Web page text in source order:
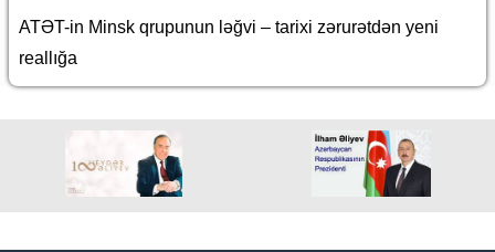
ATƏT-in Minsk qrupunun ləğvi – tarixi zərurətdən yeni
reallığa